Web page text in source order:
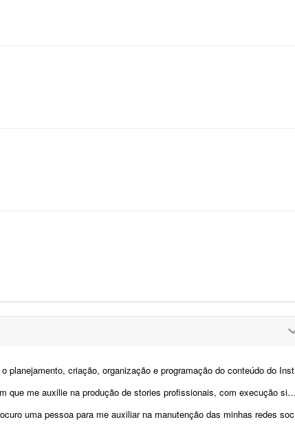
criação, organização e programação do conteúdo do Instagram do Ateliê Questa Cerâmica,...
na produção de stories profissionais, com execução simples e sem muita elaboração. - Criaç&...
pessoa para me auxiliar na manutenção das minhas redes sociais, principalmente Instagram, Facebook, TikTok e Marketplace. Preciso de alguém criativo, que saiba util...